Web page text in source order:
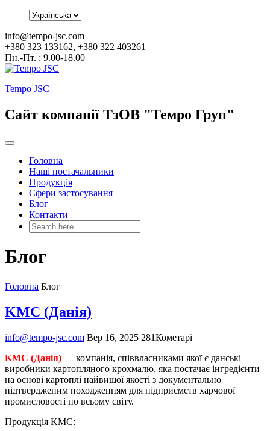
info@tempo-jsc.com
+380 323 133162, +380 322 403261
Пн.-Пт. : 9.00-18.00
Tempo JSC
Сайт компанії ТзОВ "Темро Груп"
Головна
Наші постачальники
Продукція
Сфери застосування
Блог
Контакти
Блог
Головна Блог
KMC (Данія)
info@tempo-jsc.com Вер 16, 2025 281Кометарі
KMC (Данія) — компанія, співвласниками якої є данські
виробники картопляного крохмалю, яка постачає інгредієнти
на основі картоплі найвищої якості з документально
підтвердженим походженням для підприємств харчової
промисловості по всьому світу.
Продукція KMC: